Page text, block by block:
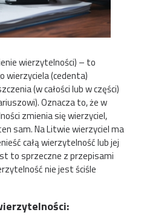
wierzytelności) – to
wierzyciela (cedenta)
(w całości lub w części)
Oznacza to, że w
zmienia się wierzyciel,
sam. Na Litwie wierzyciel ma
całą wierzytelność lub jej
to sprzeczne z przepisami
nie jest ściśle